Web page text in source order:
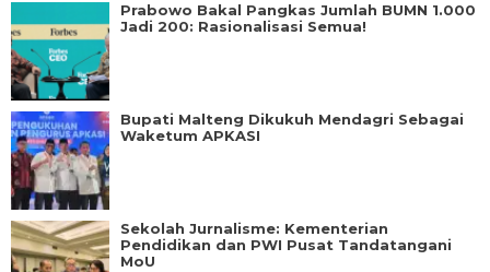
Prabowo Bakal Pangkas Jumlah BUMN 1.000
Jadi 200: Rasionalisasi Semua!
Bupati Malteng Dikukuh Mendagri Sebagai
Waketum APKASI
Sekolah Jurnalisme: Kementerian
Pendidikan dan PWI Pusat Tandatangani
MoU